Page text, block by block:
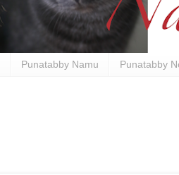
Punatabby Namu Punatabby